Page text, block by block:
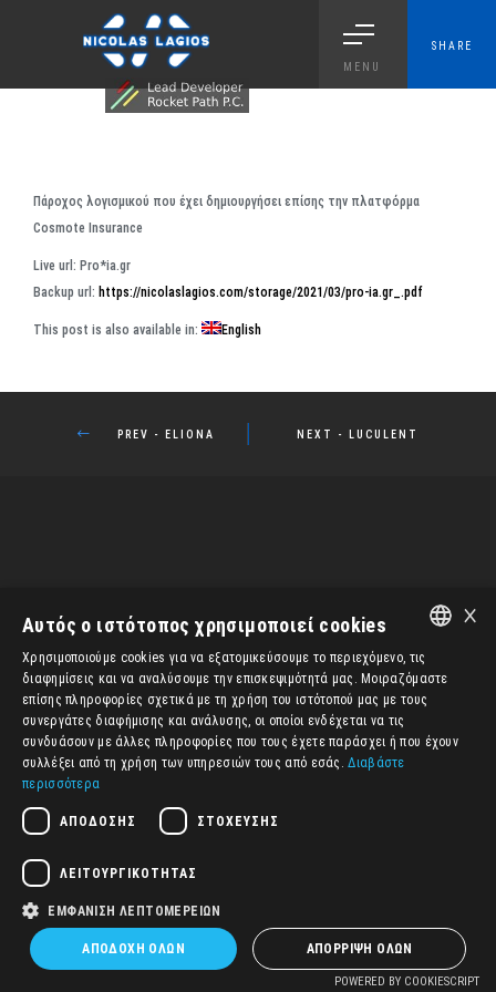
MENU
SHARE
PROJECT DETAILS
Πάροχος λογισμικού που έχει δημιουργήσει επίσης την πλατφόρμα
Cosmote Insurance
Live url: Pro*ia.gr
Backup url: https://nicolaslagios.com/storage/2021/03/pro-ia.gr_.pdf
This post is also available in: English
PREV - ELIONA NEXT - LUCULENT
ENGLISH
ΕΛΛΗΝΙΚΆ
×
Αυτός ο ιστότοπος χρησιμοποιεί cookies
Χρησιμοποιούμε cookies για να εξατομικεύσουμε το περιεχόμενο, τις
διαφημίσεις και να αναλύσουμε την επισκεψιμότητά μας. Μοιραζόμαστε
επίσης πληροφορίες σχετικά με τη χρήση του ιστότοπού μας με τους
συνεργάτες διαφήμισης και ανάλυσης, οι οποίοι ενδέχεται να τις
συνδυάσουν με άλλες πληροφορίες που τους έχετε παράσχει ή που έχουν
συλλέξει από τη χρήση των υπηρεσιών τους από εσάς. Διαβάστε
περισσότερα
ΑΠΌΔΟΣΗΣ ΣΤΌΧΕΥΣΗΣ
ΛΕΙΤΟΥΡΓΙΚΌΤΗΤΑΣ
ΕΜΦΆΝΙΣΗ ΛΕΠΤΟΜΕΡΕΙΏΝ
ΑΠΟΔΟΧΉ ΌΛΩΝ ΑΠΌΡΡΙΨΗ ΌΛΩΝ
POWERED BY COOKIESCRIPT